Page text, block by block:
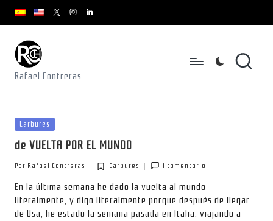
Saltar
contenido
youtube.com
youtube.comx.com/rafacontrerasch
instagram.com
youtube.com
Rafael Contreras
Publicada
en
Carbures
de VUELTA POR EL MUNDO
por
Por Rafael Contreras
Publicada
en
Carbures 1 comentario
En la última semana he dado la vuelta al mundo
literalmente, y digo literalmente porque después de llegar
de Usa, he estado la semana pasada en Italia, viajando a